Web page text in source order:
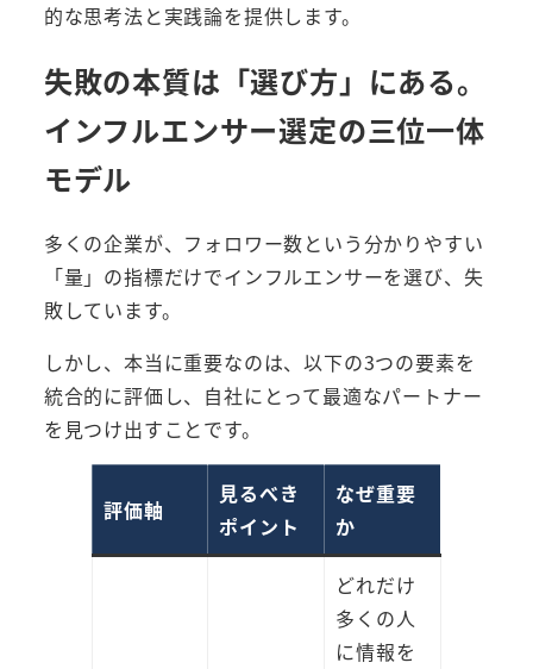
的な思考法と実践論を提供します。
失敗の本質は「選び方」にある。
インフルエンサー選定の三位一体
モデル
多くの企業が、フォロワー数という分かりやすい
「量」の指標だけでインフルエンサーを選び、失
敗しています。
しかし、本当に重要なのは、以下の3つの要素を
統合的に評価し、自社にとって最適なパートナー
を見つけ出すことです。
評価軸
見るべき
ポイント
なぜ重要
か
どれだけ
多くの人
に情報を